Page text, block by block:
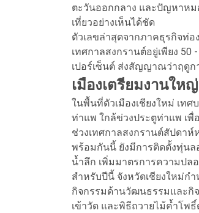
ตะวันออกกลาง และปัญหาห
เที่ยวอย่างเห็นได้ชัด
ตัวเลขล่าสุดจากภาคธุรกิจท่
เทศกาลสงกรานต์อยู่เพียง 50
เปอร์เซ็นต์ ส่งสัญญาณว่าฤดูก
เมืองเตรียมงานใ
ในพื้นที่ตัวเมืองเชียงใหม่ เท
ท่าแพ ใกล้ข่วงประตูท่าแพ เพื่อ
ช่วงเทศกาลสงกรานต์สัปดาห์
พร้อมกันนี้ ยังมีการติดตั้งทุ่นล
น้ำลึก เพิ่มมาตรการความปล
สำหรับปีนี้ จังหวัดเชียงใหม่ก
กิจกรรมด้านวัฒนธรรมและกิ
เข้าวัด และพิธีถวายไม้ค้ำโพธิ์